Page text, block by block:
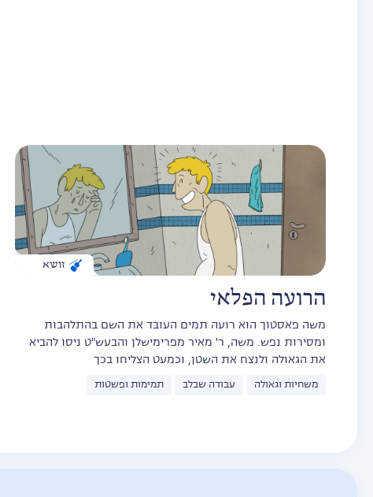
זושא
הרועה הפלאי
משה פאסטוך הוא רועה תמים העובד את השם בהתלהבות
ומסירות נפש. משה, ר' מאיר מפרימישלן והבעש"ט ניסו להביא
את הגאולה ולנצח את השטן, וכמעט הצליחו בכך
משחיות וגאולה עבודה שבלב תמימות ופשטות